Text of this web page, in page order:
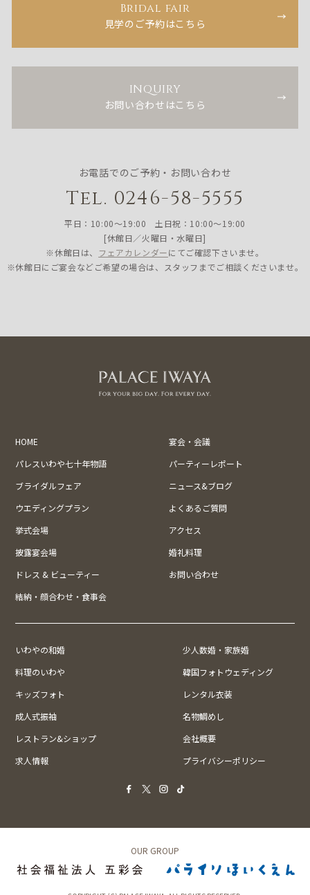
Bridal fair
見学のご予約はこちら
INQUIRY
お問い合わせはこちら
お電話でのご予約・お問い合わせ
Tel. 0246-58-5555
平日：10:00〜19:00 土日祝：10:00〜19:00
[休館日／火曜日・水曜日]
※休館日は、 フェアカレンダーにてご確認下さいませ。
※休館日にご宴会などご希望の場合は、スタッフまでご相談くださいませ。
HOME
宴会・会議
パレスいわや七十年物語
パーティーレポート
ブライダルフェア
ニュース&ブログ
ウエディングプラン
よくあるご質問
挙式会場
アクセス
披露宴会場
婚礼料理
ドレス & ビューティー
お問い合わせ
結納・顔合わせ・食事会
いわやの和婚
少人数婚・家族婚
料理のいわや
韓国フォトウェディング
キッズフォト
レンタル衣装
成人式振袖
名物鯛めし
レストラン&ショップ
会社概要
求人情報
プライバシーポリシー
OUR GROUP